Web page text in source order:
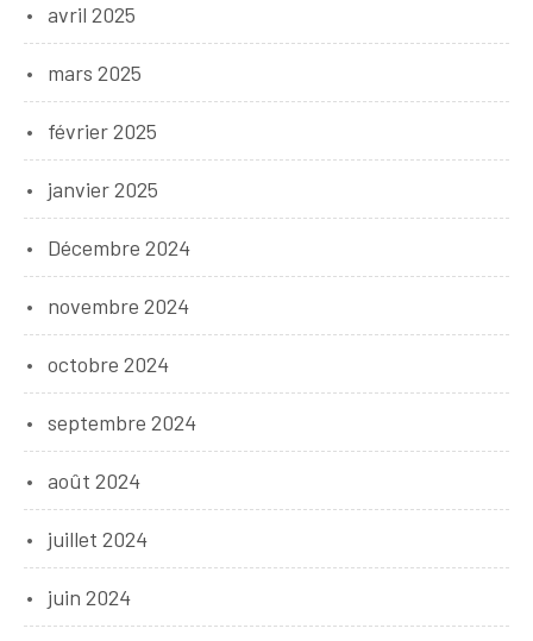
avril 2025
mars 2025
février 2025
janvier 2025
Décembre 2024
novembre 2024
octobre 2024
septembre 2024
août 2024
juillet 2024
juin 2024